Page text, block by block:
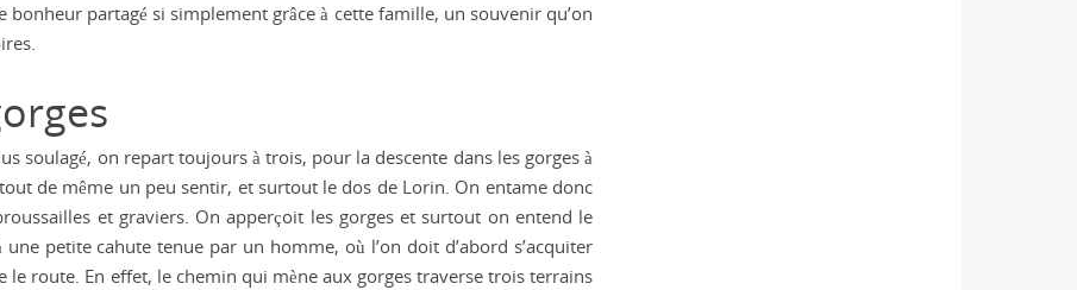
partagé si simplement grâce à cette famille, un souvenir qu’on
soulagé, on repart toujours à trois, pour la descente dans les gorges à
de même un peu sentir, et surtout le dos de Lorin. On entame donc
et graviers. On apperçoit les gorges et surtout on entend le
petite cahute tenue par un homme, où l’on doit d’abord s’acquiter
route. En effet, le chemin qui mène aux gorges traverse trois terrains